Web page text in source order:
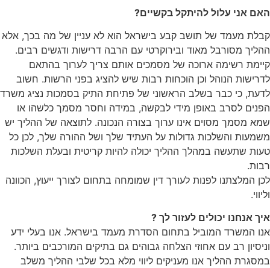
האם אני עלול להיתקל בקשיים?
קבלת מעמד של תושב קבע בישראל הוא לא עניין של מה בכך, אלא
ההליך מסורבל מאוד ובירוקרטי עם הרבה דרישות ודגשים רבים.
קיימת רשימה ארוכה של מסמכים אותם צריך לערוך בהתאם
לדרישות הנוהל וכן הוכחות רבות שיש להציג בפני הרשות. חשוב
לדעת, כי כבר בשלב הראשוני של פתיחת התיק בסמכות נציג משרד
הפנים לסרב באופן מידי לבקשה, במידה וחסר מסמך כלשהו או
שמא מסמך מסוים אינו ערוך בצורה הנכונה. לתוצאה של ההליך יש
משמעות והשלכות גדולות על העתיד שלך ושל ההורה שלך, לכן כל
טעות שתעשה במהלך ההליך יכולה להיות קריטית ובעלת השלכות
רבות.
לכן המלצתנו לפנות לעורך דין שמומחה בתחום לצורך ייעוץ, הכוונה
וליווי.
איך אנחנו יכולים לעזור לך ?
אנו המשרד המוביל בתחום הסדרת מעמד בישראל. אנו בעלי ידע
וניסיון רב עם אחוזי הצלחה גבוהים גם בתיקים המורכבים ביותר.
במסגרת ההליך אנו מעניקים ליווי מלא בכל שלבי ההליך משלב